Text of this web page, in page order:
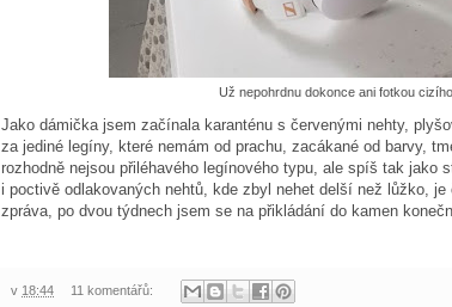
Už nepohrdnu dokonce ani fotkou
Jako dámička jsem začínala karanténu s červenými nehty,
za jediné legíny, které nemám od prachu, zacákané od barvy,
rozhodně nejsou přiléhavého legínového typu, ale spíš tak jako
i poctivě odlakovaných nehtů, kde zbyl nehet delší než lůžko,
zpráva, po dvou týdnech jsem se na přikládání do kamen
v 18:44 11 komentářů: